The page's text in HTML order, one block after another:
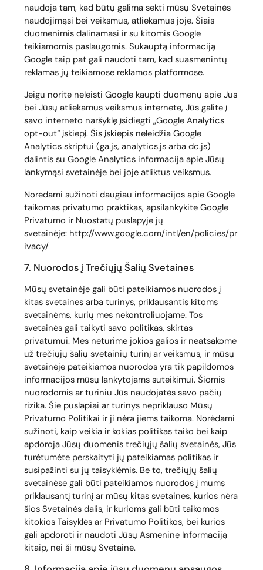
naudoja tam, kad būtų galima sekti mūsų Svetainės
naudojimąsi bei veiksmus, atliekamus joje. Šiais
duomenimis dalinamasi ir su kitomis Google
teikiamomis paslaugomis. Sukauptą informaciją
Google taip pat gali naudoti tam, kad suasmenintų
reklamas jų teikiamose reklamos platformose.
Jeigu norite neleisti Google kaupti duomenų apie Jus
bei Jūsų atliekamus veiksmus internete, Jūs galite į
savo interneto naršyklę įsidiegti „Google Analytics
opt-out“ įskiepį. Šis įskiepis neleidžia Google
Analytics skriptui (ga.js, analytics.js arba dc.js)
dalintis su Google Analytics informacija apie Jūsų
lankymąsi svetainėje bei joje atliktus veiksmus.
Norėdami sužinoti daugiau informacijos apie Google
taikomas privatumo praktikas, apsilankykite Google
Privatumo ir Nuostatų puslapyje jų
svetainėje: http://www.google.com/intl/en/policies/pr
ivacy/
7. Nuorodos į Trečiųjų Šalių Svetaines
Mūsų svetainėje gali būti pateikiamos nuorodos į
kitas svetaines arba turinys, priklausantis kitoms
svetainėms, kurių mes nekontroliuojame. Tos
svetainės gali taikyti savo politikas, skirtas
privatumui. Mes neturime jokios galios ir neatsakome
už trečiųjų šalių svetainių turinį ar veiksmus, ir mūsų
svetainėje pateikiamos nuorodos yra tik papildomos
informacijos mūsų lankytojams suteikimui. Šiomis
nuorodomis ar turiniu Jūs naudojatės savo pačių
rizika. Šie puslapiai ar turinys nepriklauso Mūsų
Privatumo Politikai ir ji nėra jiems taikoma. Norėdami
sužinoti, kaip veikia ir kokias politikas taiko bei kaip
apdoroja Jūsų duomenis trečiųjų šalių svetainės, Jūs
turėtumėte perskaityti jų pateikiamas politikas ir
susipažinti su jų taisyklėmis. Be to, trečiųjų šalių
svetainėse gali būti pateikiamos nuorodos į mums
priklausantį turinį ar mūsų kitas svetaines, kurios nėra
šios Svetainės dalis, ir kurioms gali būti taikomos
kitokios Taisyklės ar Privatumo Politikos, bei kurios
gali apdoroti ir naudoti Jūsų Asmeninę Informaciją
kitaip, nei ši mūsų Svetainė.